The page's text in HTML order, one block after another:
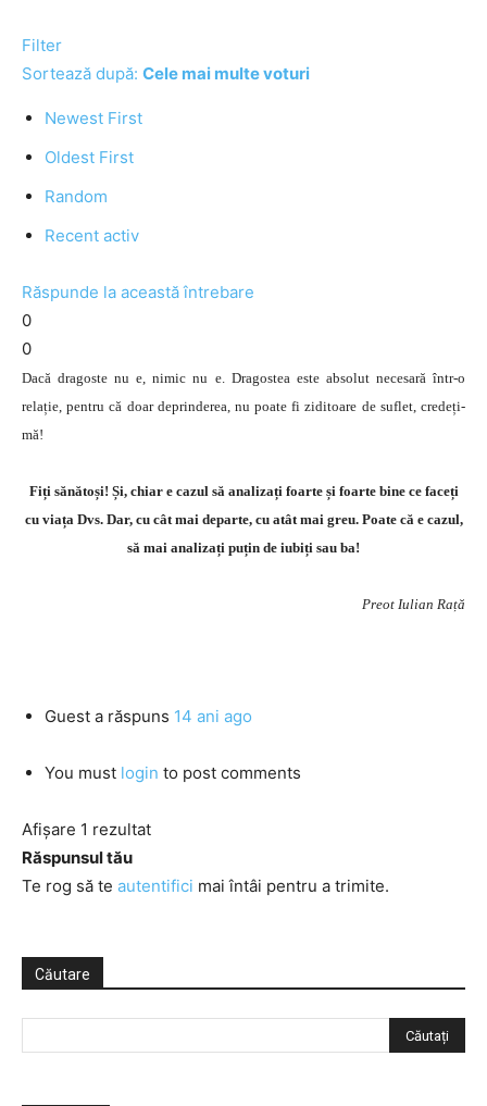
Filter
Sortează după: Cele mai multe voturi
Newest First
Oldest First
Random
Recent activ
Răspunde la această întrebare
0
0
Dacă dragoste nu e, nimic nu e. Dragostea este absolut necesară într-o
relație, pentru că doar deprinderea, nu poate fi ziditoare de suflet, credeți-
mă!
Fiți sănătoși! Și, chiar e cazul să analizați foarte și foarte bine ce faceți
cu viața Dvs. Dar, cu cât mai departe, cu atât mai greu. Poate că e cazul,
să mai analizați puțin de iubiți sau ba!
Preot Iulian Rață
Guest a răspuns 14 ani ago
You must login to post comments
Afișare 1 rezultat
Răspunsul tău
Te rog să te autentifici mai întâi pentru a trimite.
Căutare